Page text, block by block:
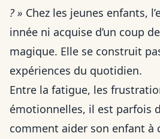
? » Chez les jeunes enfants,
innée ni acquise d’un coup
magique. Elle se construit
expériences du quotidien.
Entre la fatigue, les
émotionnelles, il est parfois
comment aider son enfant à